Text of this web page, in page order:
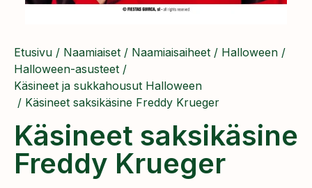
Etusivu / Naamiaiset / Naamiaisaiheet / Halloween /
Halloween-asusteet /
Käsineet ja sukkahousut Halloween
/ Käsineet saksikäsine Freddy Krueger
Käsineet saksikäsine
Freddy Krueger